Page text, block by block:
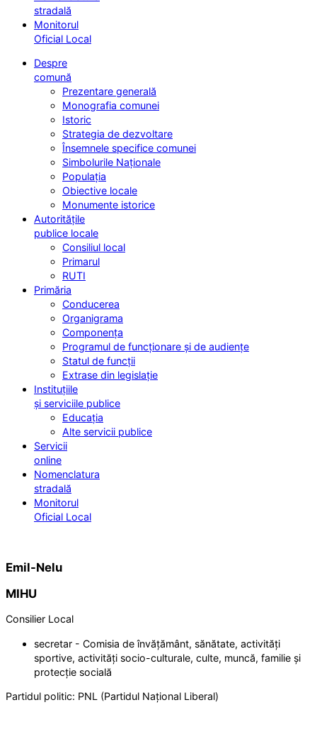
stradală
Monitorul
Oficial Local
Despre
comună
Prezentare generală
Monografia comunei
Istoric
Strategia de dezvoltare
Însemnele specifice comunei
Simbolurile Naționale
Populația
Obiective locale
Monumente istorice
Autoritățile
publice locale
Consiliul local
Primarul
RUTI
Primăria
Conducerea
Organigrama
Componența
Programul de funcționare și de audiențe
Statul de funcții
Extrase din legislație
Instituțiile
și serviciile publice
Educația
Alte servicii publice
Servicii
online
Nomenclatura
stradală
Monitorul
Oficial Local
Emil-Nelu
MIHU
Consilier Local
secretar - Comisia de învățământ, sănătate, activități
sportive, activități socio-culturale, culte, muncă, familie și
protecție socială
Partidul politic: PNL (Partidul Național Liberal)